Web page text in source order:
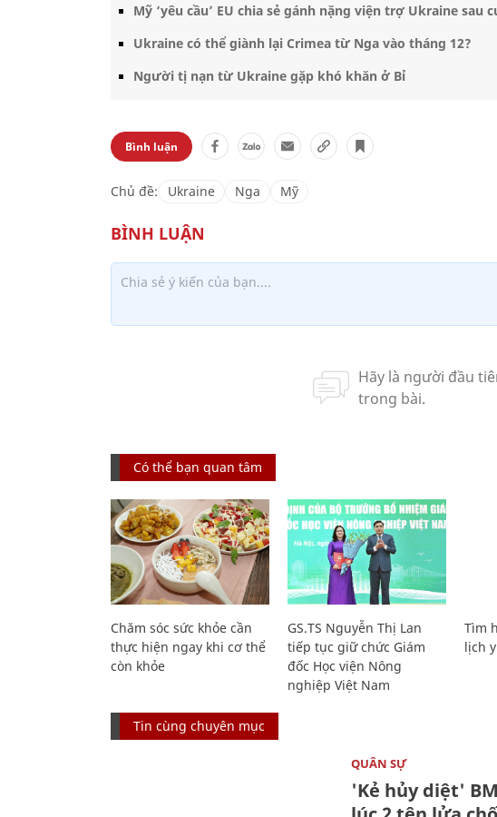
Mỹ ‘yêu cầu’ EU chia sẻ gánh nặng viện trợ Ukraine sau
Ukraine có thể giành lại Crimea từ Nga vào tháng 12?
Người tị nạn từ Ukraine gặp khó khăn ở Bỉ
Bình luận
Chủ đề: Ukraine Nga Mỹ
Có thể bạn quan tâm
Chăm sóc sức khỏe cần
thực hiện ngay khi cơ thể
còn khỏe
GS.TS Nguyễn Thị Lan
tiếp tục giữ chức Giám
đốc Học viện Nông
nghiệp Việt Nam
Tìm
lịch
Tin cùng chuyên mục
QUÂN SỰ
'Kẻ hủy diệt'